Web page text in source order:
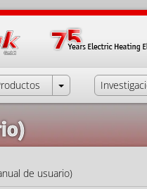
de usuario)